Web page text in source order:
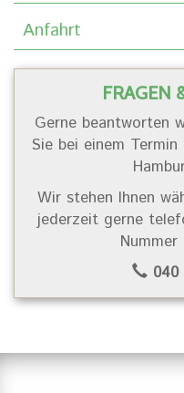
Anfahrt
FRAGEN
Gerne beantworten
Sie bei einem
Wir stehen Ihnen
jederzeit gerne
040